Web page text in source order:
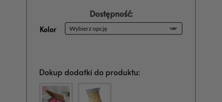
Dostępność:
Kolor
Dokup dodatki do produktu: